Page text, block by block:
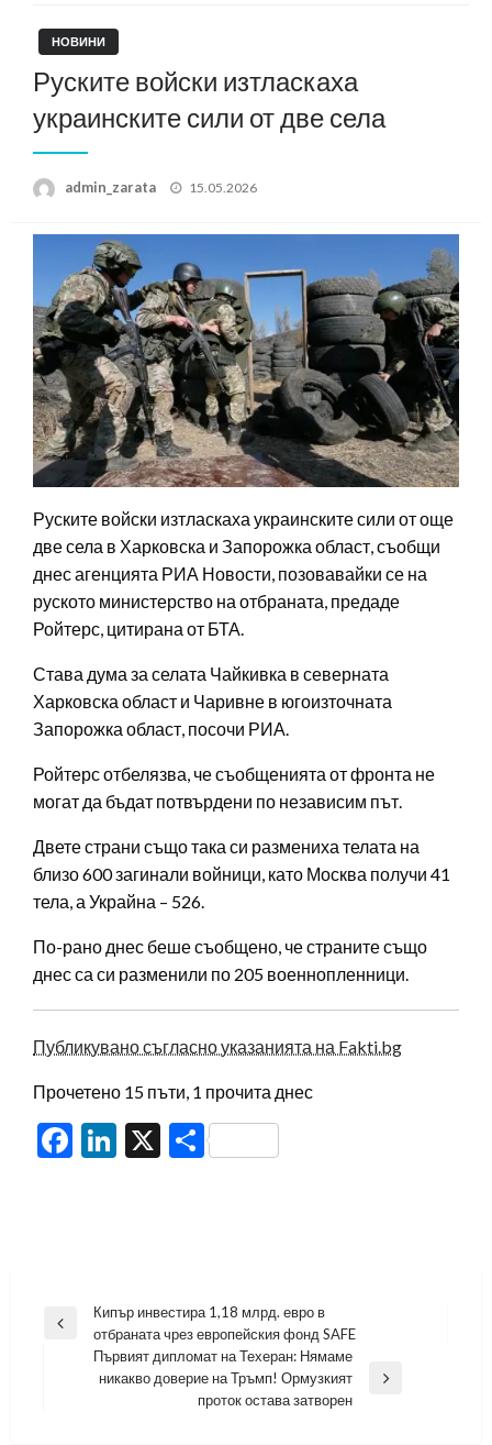
НОВИНИ
Руските войски изтласкаха
украинските сили от две села
admin_zarata
Posted
15.05.2026
Руските войски изтласкаха украинските сили от още
две села в Харковска и Запорожка област, съобщи
днес агенцията РИА Новости, позовавайки се на
руското министерство на отбраната, предаде
Ройтерс, цитирана от БТА.
Става дума за селата Чайкивка в северната
Харковска област и Чаривне в югоизточната
Запорожка област, посочи РИА.
Ройтерс отбелязва, че съобщенията от фронта не
могат да бъдат потвърдени по независим път.
Двете страни също така си размениха телата на
близо 600 загинали войници, като Москва получи 41
тела, а Украйна – 526.
По-рано днес беше съобщено, че страните също
днес са си разменили по 205 военнопленници.
Публикувано съгласно указанията на Fakti.bg
Прочетено 15 пъти, 1 прочита днес
Facebook
LinkedIn
X Share
Навигация
Previous
Кипър инвестира 1,18 млрд. евро в
отбраната чрез европейския фонд SAFE
Първият дипломат на Техеран: Нямаме
никакво доверие на Тръмп! Ормузкият
проток остава затворен